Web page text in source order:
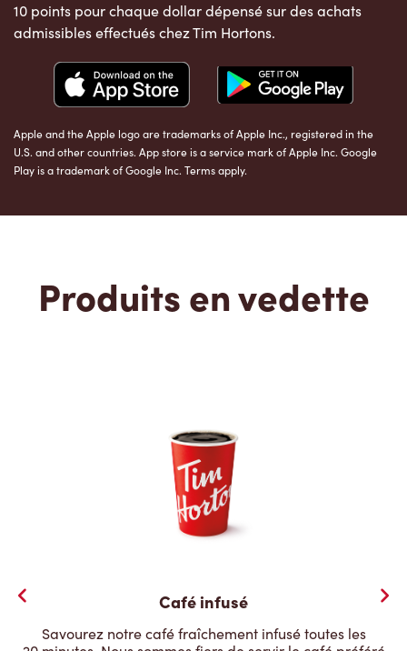
10 points pour chaque dollar dépensé sur des achats
admissibles effectués chez Tim Hortons.
Apple and the Apple logo are trademarks of Apple Inc., registered in the
U.S. and other countries. App store is a service mark of Apple Inc. Google
Play is a trademark of Google Inc. Terms apply.
Produits en vedette
Café infusé
Savourez notre café fraîchement infusé toutes les